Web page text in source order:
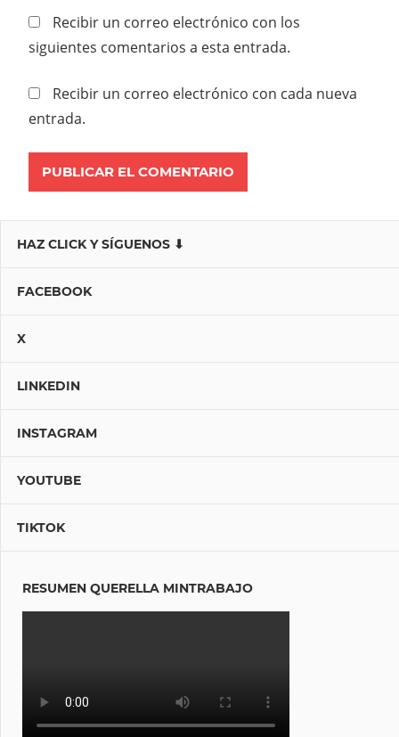
Recibir un correo electrónico con los
siguientes comentarios a esta entrada.
Recibir un correo electrónico con cada nueva
entrada.
HAZ CLICK Y SÍGUENOS ⬇
FACEBOOK
X
LINKEDIN
INSTAGRAM
YOUTUBE
TIKTOK
RESUMEN QUERELLA MINTRABAJO